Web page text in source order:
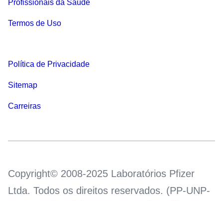
Profissionais da Saúde
Termos de Uso
Política de Privacidade
Sitemap
Carreiras
Copyright© 2008-2025 Laboratórios Pfizer
Ltda. Todos os direitos reservados. (PP-UNP-